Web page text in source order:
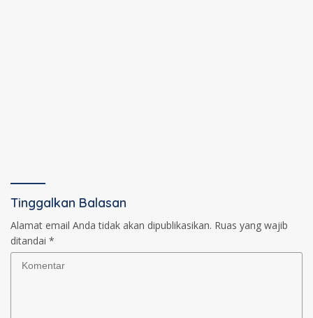
Tinggalkan Balasan
Alamat email Anda tidak akan dipublikasikan. Ruas yang wajib
ditandai *